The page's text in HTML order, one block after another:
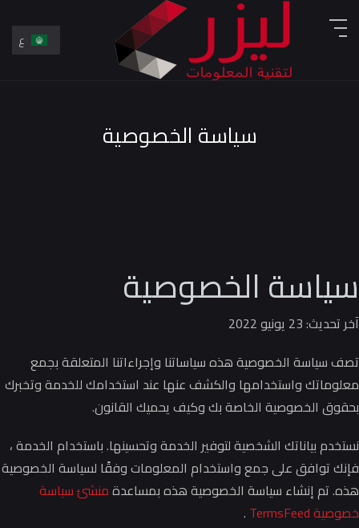
ع
En
سياسة الخصوصية
سياسة الخصوصية
آخر تحديث: 23 يونيو 2022
تصف سياسة الخصوصية هذه سياساتنا وإجراءاتنا المتعلقة بجمع
معلوماتك واستخدامها والكشف عنها عند استخدامك للخدمة وتخبرك
بحقوق الخصوصية الخاصة بك وكيف يحميك القانون.
نستخدم بياناتك الشخصية لتوفير الخدمة وتحسينها.باستخدام الخدمة ،
فإنك توافق على جمع واستخدام المعلومات وفقًا لسياسة الخصوصية
هذه.تم إنشاء سياسة الخصوصية هذه بمساعدةمنشئ سياسة
خصوصية TermsFeed
.